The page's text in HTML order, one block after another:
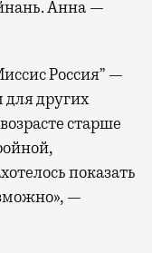
Анна —
Россия” —
для других
старше
показать
—